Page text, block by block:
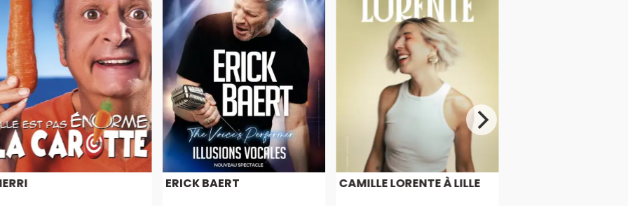
ERICK BAERT CAMILLE LORENTE À LILLE